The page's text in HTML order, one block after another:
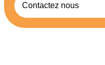
Contactez nous